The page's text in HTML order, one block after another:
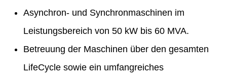
Asynchron- und Synchronmaschinen im
Leistungsbereich von 50 kW bis 60 MVA.
Betreuung der Maschinen über den gesamten
LifeCycle sowie ein umfangreiches